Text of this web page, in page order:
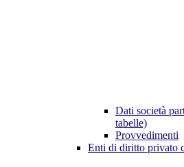
Dati società
tabelle)
Provvedimenti
Enti di diritto privato